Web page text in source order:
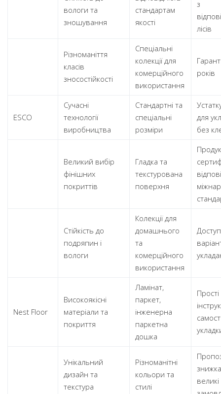
вологи та
зношування
стандартам
якості
з
лісів
Різноманіття
класів
зносостійкості
Спеціальні
колекції для
комерційного
використання
років
ESCO
Сучасні
технології
виробництва
Стандартні та
спеціальні
розміри
для
без
Великий вибір
фінішних
покриттів
Гладка та
текстурована
поверхня
Стійкість до
подряпин і
вологи
Колекції для
домашнього
та
комерційного
використання
Nest Floor
Високоякісні
матеріали та
покриття
Ламінат,
паркет,
інженерна
паркетна
дошка
Прості
Унікальний
дизайн та
текстура
Різноманітні
кольори та
стилі
великі